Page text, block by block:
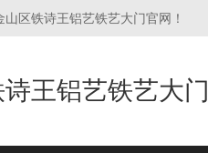
区铁诗王铝艺铁艺大门官网！
王铝艺铁艺大门